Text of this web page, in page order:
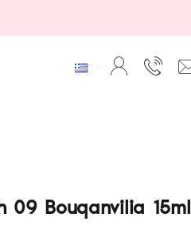
09 Bouqanvilia 15ml